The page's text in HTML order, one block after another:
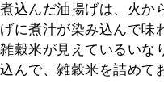
煮込んだ油揚げは、火か
げに煮汁が染み込んで味
雑穀米が見えているいな
込んで、雑穀米を詰めて